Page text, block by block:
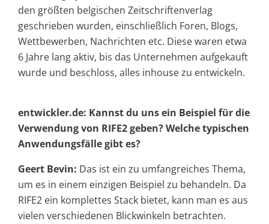
den größten belgischen Zeitschriftenverlag
geschrieben wurden, einschließlich Foren, Blogs,
Wettbewerben, Nachrichten etc. Diese waren etwa
6 Jahre lang aktiv, bis das Unternehmen aufgekauft
wurde und beschloss, alles inhouse zu entwickeln.
entwickler.de: Kannst du uns ein Beispiel für die
Verwendung von RIFE2 geben? Welche typischen
Anwendungsfälle gibt es?
Geert Bevin: Das ist ein zu umfangreiches Thema,
um es in einem einzigen Beispiel zu behandeln. Da
RIFE2 ein komplettes Stack bietet, kann man es aus
vielen verschiedenen Blickwinkeln betrachten.